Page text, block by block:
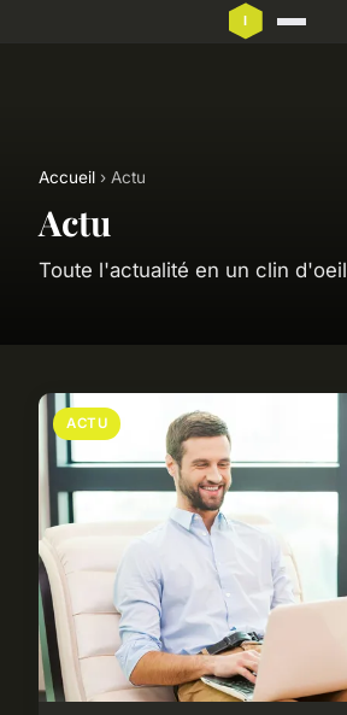
Accueil › Actu
Actu
Toute l'actualité en un clin d'oeil
ACTU